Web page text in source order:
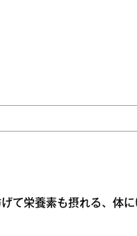
て栄養素も摂れる、体に